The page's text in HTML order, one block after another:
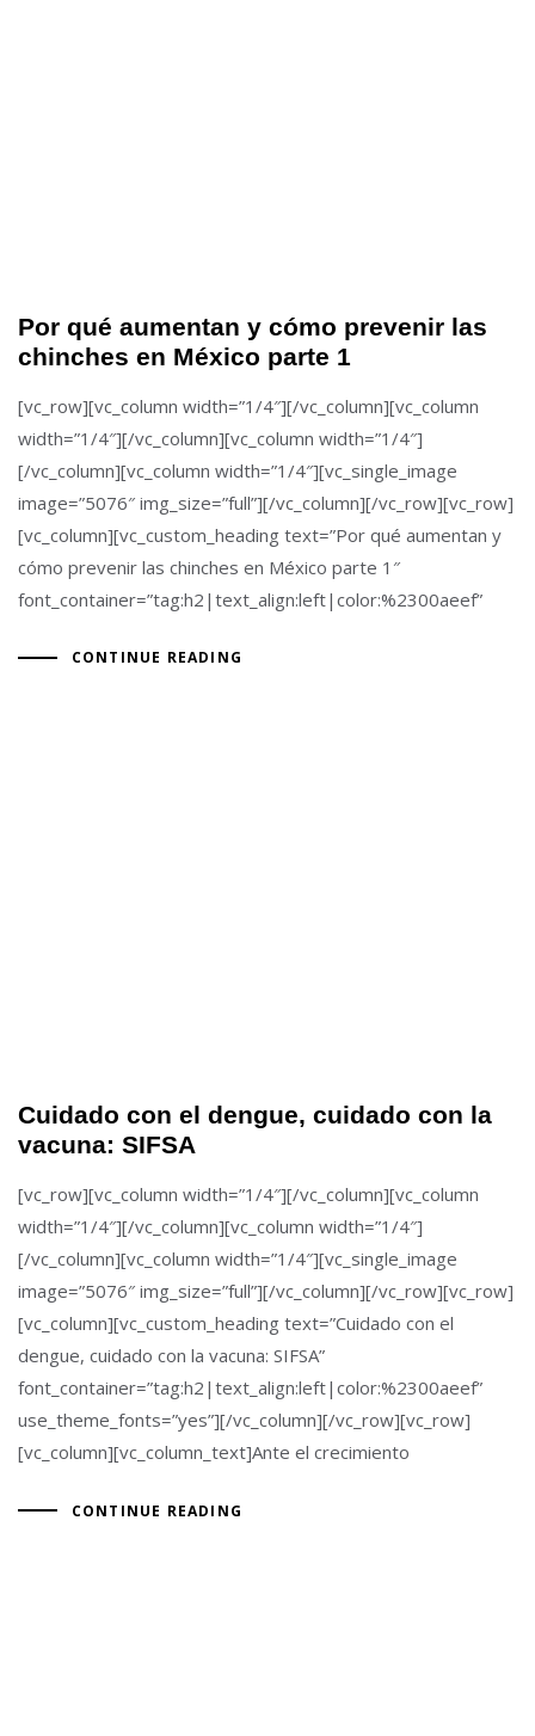
Por qué aumentan y cómo prevenir las
chinches en México parte 1
[vc_row][vc_column width=”1/4″][/vc_column][vc_column
width=”1/4″][/vc_column][vc_column width=”1/4″]
[/vc_column][vc_column width=”1/4″][vc_single_image
image=”5076″ img_size=”full”][/vc_column][/vc_row][vc_row]
[vc_column][vc_custom_heading text=”Por qué aumentan y
cómo prevenir las chinches en México parte 1″
font_container=”tag:h2|text_align:left|color:%2300aeef”
CONTINUE READING
Cuidado con el dengue, cuidado con la
vacuna: SIFSA
[vc_row][vc_column width=”1/4″][/vc_column][vc_column
width=”1/4″][/vc_column][vc_column width=”1/4″]
[/vc_column][vc_column width=”1/4″][vc_single_image
image=”5076″ img_size=”full”][/vc_column][/vc_row][vc_row]
[vc_column][vc_custom_heading text=”Cuidado con el
dengue, cuidado con la vacuna: SIFSA”
font_container=”tag:h2|text_align:left|color:%2300aeef”
use_theme_fonts=”yes”][/vc_column][/vc_row][vc_row]
[vc_column][vc_column_text]Ante el crecimiento
CONTINUE READING